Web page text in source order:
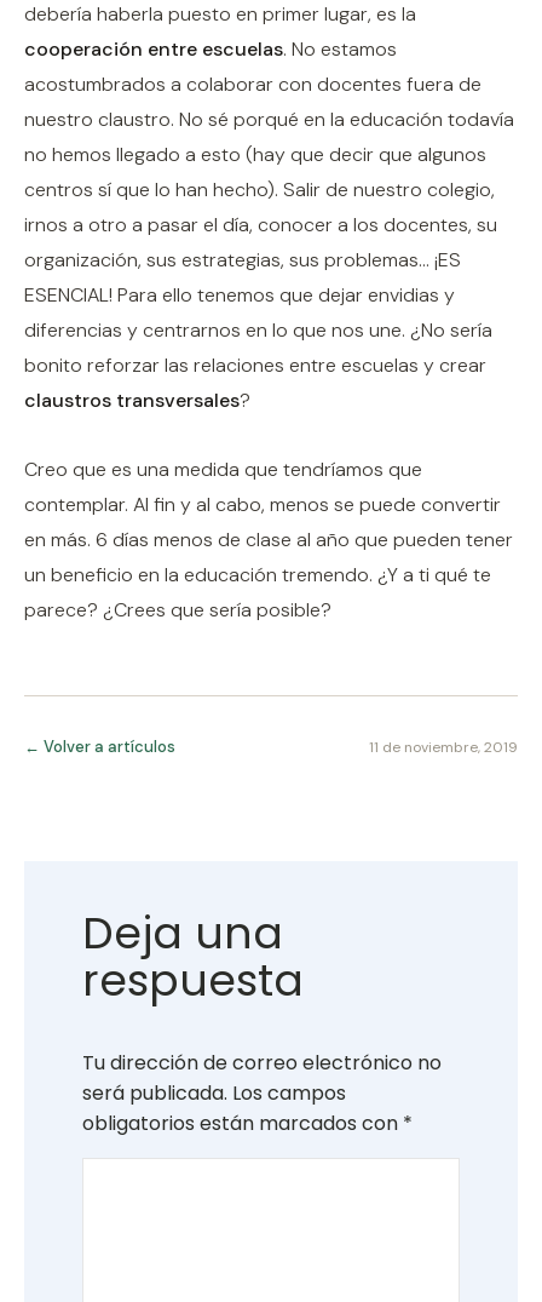
debería haberla puesto en primer lugar, es la
cooperación entre escuelas. No estamos
acostumbrados a colaborar con docentes fuera de
nuestro claustro. No sé porqué en la educación todavía
no hemos llegado a esto (hay que decir que algunos
centros sí que lo han hecho). Salir de nuestro colegio,
irnos a otro a pasar el día, conocer a los docentes, su
organización, sus estrategias, sus problemas... ¡ES
ESENCIAL! Para ello tenemos que dejar envidias y
diferencias y centrarnos en lo que nos une. ¿No sería
bonito reforzar las relaciones entre escuelas y crear
claustros transversales?
Creo que es una medida que tendríamos que
contemplar. Al fin y al cabo, menos se puede convertir
en más. 6 días menos de clase al año que pueden tener
un beneficio en la educación tremendo. ¿Y a ti qué te
parece? ¿Crees que sería posible?
← Volver a artículos 11 de noviembre, 2019
Deja una
respuesta
Tu dirección de correo electrónico no
será publicada. Los campos
obligatorios están marcados con *